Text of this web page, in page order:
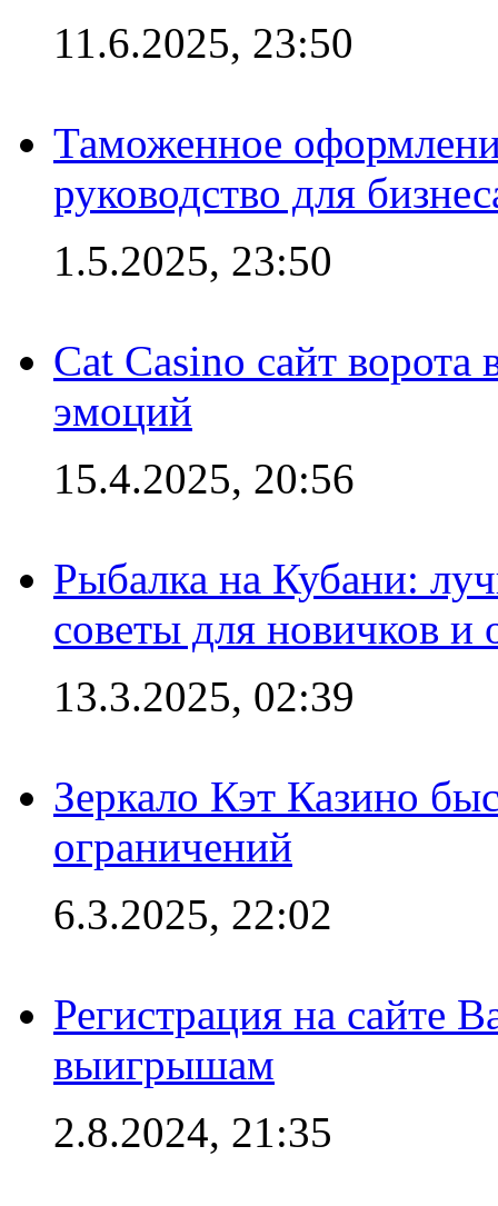
11.6.2025, 23:50
Таможенное
руководство для
1.5.2025, 23:50
Cat Casino сайт
эмоций
15.4.2025, 20:56
Рыбалка на Кубани:
советы для новичков
13.3.2025, 02:39
Зеркало Кэт Казино
ограничений
6.3.2025, 22:02
Регистрация на сайте
выигрышам
2.8.2024, 21:35